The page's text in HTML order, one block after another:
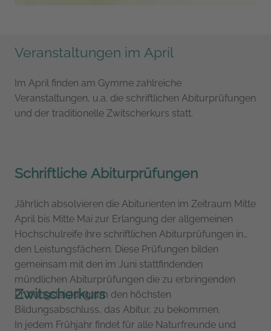
Veranstaltungen im April
Im April finden am Gymme zahlreiche
Veranstaltungen, u.a. die schriftlichen Abiturprüfungen
und der traditionelle Zwitscherkurs statt.
Schriftliche Abiturprüfungen
Jährlich absolvieren die Abiturienten im Zeitraum Mitte
April bis Mitte Mai zur Erlangung der allgemeinen
Hochschulreife ihre schriftlichen Abiturprüfungen in
den Leistungsfächern. Diese Prüfungen bilden
gemeinsam mit den im Juni stattfindenden
mündlichen Abiturprüfungen die zu erbringenden
Prüfungsleistung um den höchsten
Bildungsabschluss, das Abitur, zu bekommen.
Zwitscherkurs
In jedem Frühjahr findet für alle Naturfreunde und